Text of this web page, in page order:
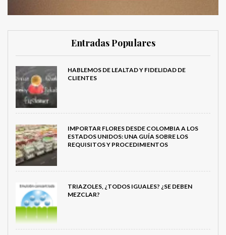
Entradas Populares
HABLEMOS DE LEALTAD Y FIDELIDAD DE
CLIENTES
IMPORTAR FLORES DESDE COLOMBIA A LOS
ESTADOS UNIDOS: UNA GUÍA SOBRE LOS
REQUISITOS Y PROCEDIMIENTOS
TRIAZOLES, ¿TODOS IGUALES? ¿SE DEBEN
MEZCLAR?